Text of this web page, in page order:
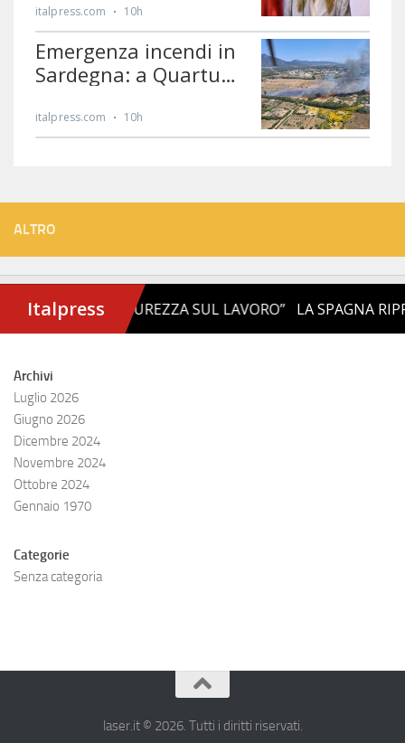
ALTRO
Archivi
Luglio 2026
Giugno 2026
Dicembre 2024
Novembre 2024
Ottobre 2024
Gennaio 1970
Categorie
Senza categoria
laser.it © 2026. Tutti i diritti riservati.